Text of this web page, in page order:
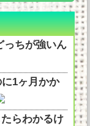
っちが強いん
1ヶ月かか
らわかるけ